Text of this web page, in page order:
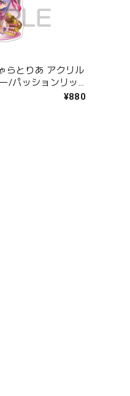
らとりあ アクリル
/パッションリッ
¥880